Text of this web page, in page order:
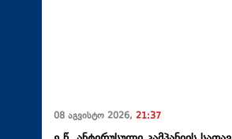
08 აგვისტო 2026, 21:37